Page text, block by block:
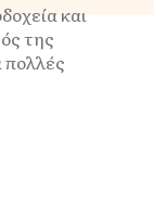
και
της
πολλές